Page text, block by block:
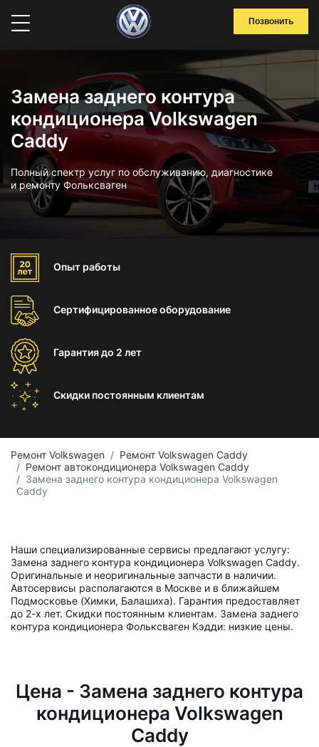
Позвонить
Замена заднего контура
кондиционера Volkswagen
Caddy
Полный спектр услуг по обслуживанию, диагностике
и ремонту Фольксваген
Опыт работы
Сертифицированноеоборудование
Гарантиядо 2 лет
Скидки постоянным клиентам
Ремонт Volkswagen
Ремонт Volkswagen Caddy
Ремонт автокондиционера Volkswagen Caddy
Замена заднего контура кондиционера Volkswagen
Caddy
Наши специализированные сервисы предлагают услугу:
Замена заднего контура кондиционера Volkswagen Caddy.
Оригинальные и неоригинальные запчасти в наличии.
Автосервисы располагаются в Москве и в ближайшем
Подмосковье (Химки, Балашиха). Гарантия предоставляет
до 2-х лет. Скидки постоянным клиентам. Замена заднего
контура кондиционера Фольксваген Кэдди: низкие цены.
Цена - Замена заднего контура
кондиционера Volkswagen
Caddy